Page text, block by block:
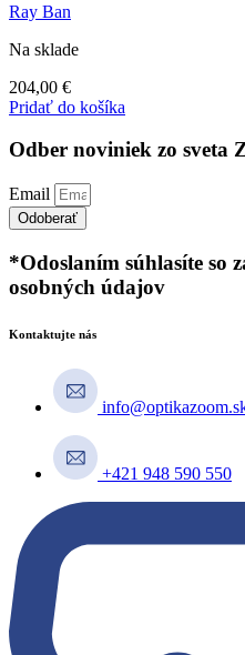
Ray Ban
Na sklade
204,00 €
Pridať do košíka
Odber noviniek zo sveta
Email
Odoberať
*Odoslaním súhlasíte so
osobných údajov
Kontaktujte nás
+421 948 590 550